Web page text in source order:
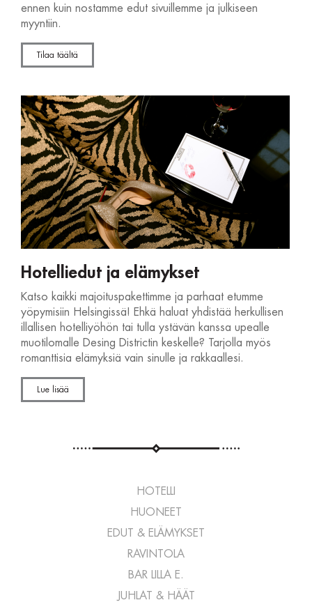
ennen kuin nostamme edut sivuillemme ja julkiseen
myyntiin.
Tilaa täältä
Hotelliedut ja elämykset
Katso kaikki majoituspakettimme ja parhaat etumme
yöpymisiin Helsingissä! Ehkä haluat yhdistää herkullisen
illallisen hotelliyöhön tai tulla ystävän kanssa upealle
muotilomalle Desing Districtin keskelle? Tarjolla myös
romanttisia elämyksiä vain sinulle ja rakkaallesi.
Lue lisää
HOTELLI
HUONEET
EDUT & ELÄMYKSET
RAVINTOLA
BAR LILLA E.
JUHLAT & HÄÄT